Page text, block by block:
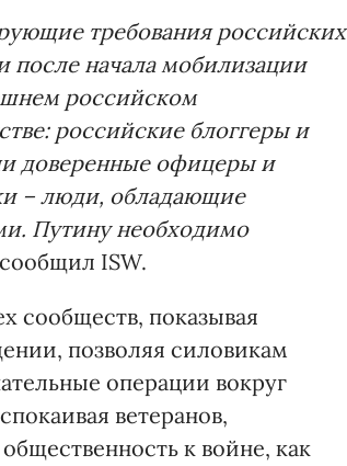
требования российских
после начала мобилизации
российском
российские блоггеры и
доверенные офицеры и
– люди, обладающие
Путину необходимо
сообщил ISW.
сообществ, показывая
позволяя силовикам
операции вокруг
ветеранов,
к войне, как